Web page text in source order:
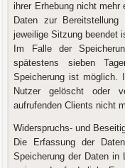
ihrer Erhebung nicht
Daten zur
jeweilige Sitzung beendet
Im Falle der
spätestens sieben
Speicherung ist möglich.
Nutzer gelöscht oder
aufrufenden Clients nicht
Widerspruchs- und
Die Erfassung der
Speicherung der Daten